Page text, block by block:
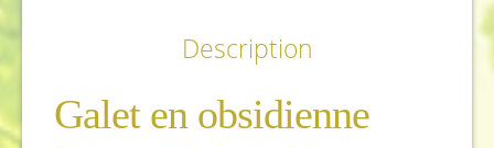
Description
Galet en obsidienne